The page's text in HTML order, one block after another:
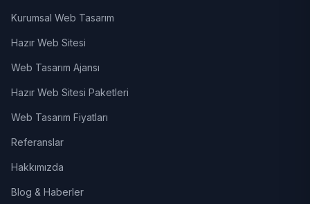
Kurumsal Web Tasarım
Hazır Web Sitesi
Web Tasarım Ajansı
Hazır Web Sitesi Paketleri
Web Tasarım Fiyatları
Referanslar
Hakkımızda
Blog & Haberler